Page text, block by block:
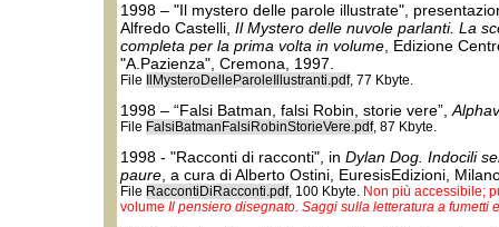
1998 – "Il mystero delle parole illustrate",
Alfredo Castelli, Il Mystero delle nuvole parlanti. La
completa per la prima volta in volume , Edizione
"A.Pazienza", Cremona, 1997.
File IlMysteroDelleParoleIllustranti.pdf, 77 Kbyte.
1998 – “Falsi Batman, falsi Robin, storie vere”,
File FalsiBatmanFalsiRobinStorieVere.pdf, 87 Kbyte.
1998 - "Racconti di racconti", in Dylan Dog. Indocili
paure , a cura di Alberto Ostini, EuresisEdizioni,
File RaccontiDiRacconti.pdf, 100 Kbyte. Non più accessibile;
volume Il pensiero disegnato. Saggi sulla letteratura a fumetti